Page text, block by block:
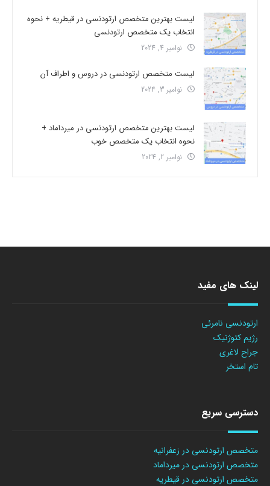
لیست بهترین متخصص ارتودنسی در قیطریه + نحوه
انتخاب یک متخصص ارتودنسی
نوامبر 4, 2024
لیست متخصص ارتودنسی در دروس و اطراف آن
نوامبر 3, 2024
لیست بهترین متخصص ارتودنسی در میرداماد +
نحوه انتخاب یک متخصص خوب
نوامبر 2, 2024
لینک های مفید
ارتودنسی نامرئی
رژیم کتوژنیک
جراح لاغری
تام استخر
دسترسی سریع
متخصص ارتودنسی در زعفرانیه
متخصص ارتودنسی در میرداماد
متخصص ارتودنسی در قیطریه